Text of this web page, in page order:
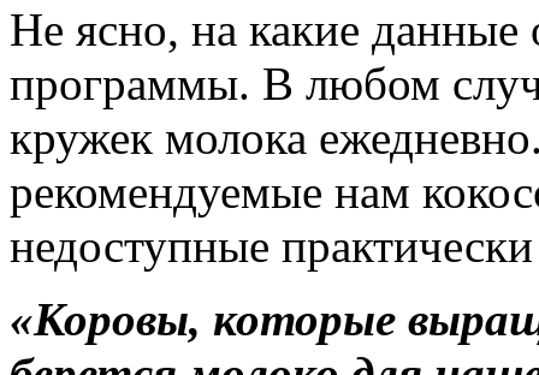
Не ясно, на какие
программы. В любом
кружек молока
рекомендуемые нам
недоступные
«Коровы, которые